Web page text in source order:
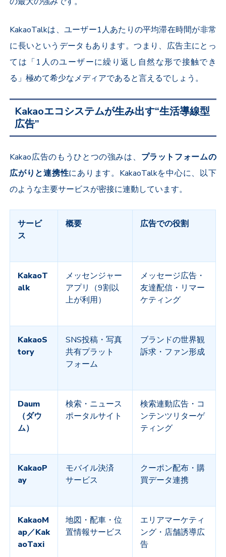
KakaoTalkは、ユーザー1人あたりの平均滞在時間が非常
に長いというデータもあります。つまり、広告主にとっ
ては「1 人のユーザーに繰り返し自然な形で接触でき
る」極めて希少なメディアであると言えるでしょう。
Kakaoエコシステムが生み出す“生活導線型
広告”
Kakao広告のもうひとつの強みは、 プラットフォームの
広がりと連携性にあります。 KakaoTalkを中心に、以下
のような主要サービスが密接に連動しています。
サービ
ス
概要 広告での役割
KakaoT
alk
メッセンジャー
アプリ（9割以
上が利用）
メッセージ広告・
友達配信・リマー
ケティング
KakaoS
tory
SNS投稿・写真
共有プラット
フォーム
ブランドの世界観
訴求・ファン形成
Daum
（ダウ
ム）
検索・ニュース
ポータルサイト
検索連動広告・コ
ンテンツリターゲ
ティング
KakaoP
ay
モバイル決済
サービス
クーポン配布・購
買データ連携
KakaoM
ap／Kak
aoTaxi
地図・配車・位
置情報サービス
エリアマーケティ
ング・店舗誘導広
告